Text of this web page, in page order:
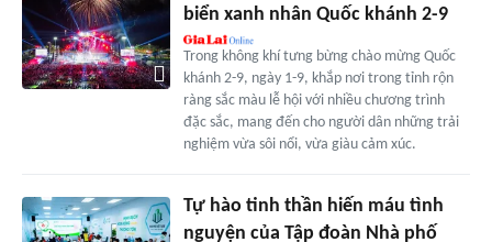
biển xanh nhân Quốc khánh 2-9
Trong không khí tưng bừng chào mừng Quốc
khánh 2-9, ngày 1-9, khắp nơi trong tỉnh rộn
ràng sắc màu lễ hội với nhiều chương trình
đặc sắc, mang đến cho người dân những trải
nghiệm vừa sôi nổi, vừa giàu cảm xúc.
Tự hào tinh thần hiến máu tình
nguyện của Tập đoàn Nhà phố